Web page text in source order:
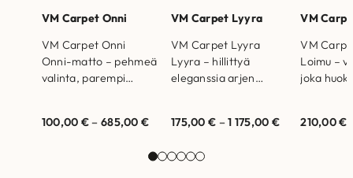
VM Carpet Onni
VM Carpet Onni
Onni-matto – pehmeä
valinta, parempi
Vantaan myymälöissä.
100,00 €– 685,00 €
VM Carpet Lyyra
VM Carpet Lyyra
Lyyra – hillittyä
eleganssia arjen
Vantaan myymälöissä.
kestää aikaa…
175,00 € –1 175,00 €
VM
VM
Loimu –
joka
Vantaan
210,00€